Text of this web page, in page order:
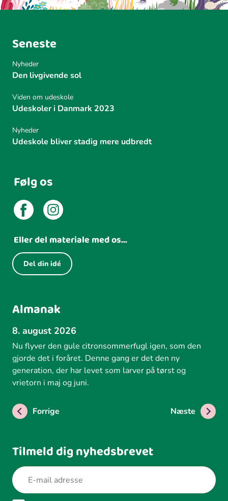
Seneste
Nyheder
Den livgivende sol
Viden om udeskole
Udeskoler i Danmark 2023
Nyheder
Udeskole bliver stadig mere udbredt
Følg os
Eller del materiale med os...
Del din idé
Almanak
8. august 2026
Nu flyver den gule citronsommerfugl igen, som den
gjorde det i foråret. Denne gang er det den ny
generation, der har levet som larver på tørst og
vrietorn i maj og juni.
Forrige Næste
Tilmeld dig nyhedsbrevet